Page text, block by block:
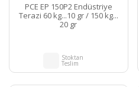
PCE EP 150P2 Endüstriye
Terazi 60 kg...10 gr / 150 kg...
20 gr
Stoktan
Teslim